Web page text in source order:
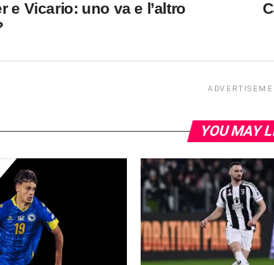
e Vicario: uno va e l’altro
YOU MAY